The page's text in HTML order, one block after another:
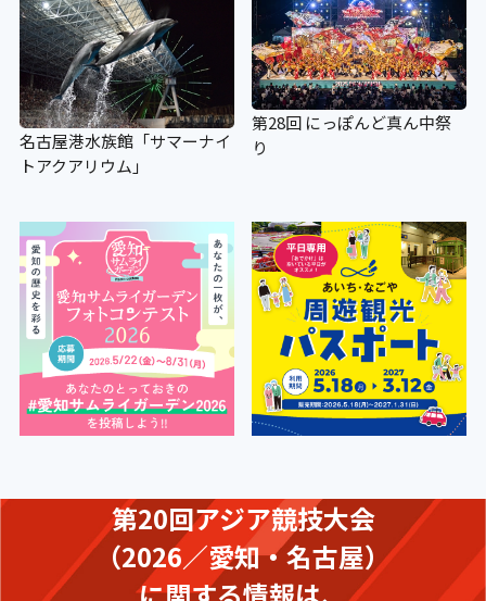
名古屋港水族館「サマーナイ
トアクアリウム」
第28回 にっぽんど真ん中祭
り
第20回アジア競技大会
（2026／愛知・名古屋）